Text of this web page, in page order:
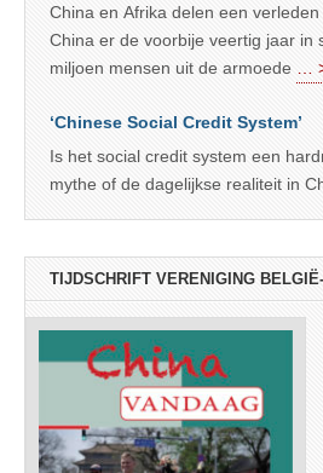
China en Afrika delen een
China er de voorbije veertig jaar in
miljoen mensen uit de armoede
…
‘Chinese Social Credit System’
Is het social credit system een
mythe of de dagelijkse realiteit in
TIJDSCHRIFT VERENIGING